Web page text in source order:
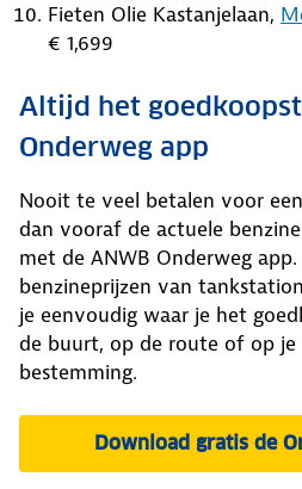
Fieten Olie Kastanjelaan,
€ 1,699
Altijd het
Onderweg app
Nooit te veel betalen voor
dan vooraf de actuele
met de ANWB Onderweg
benzineprijzen van
je eenvoudig waar je het
de buurt, op de route of op je
bestemming.
Download gratis de